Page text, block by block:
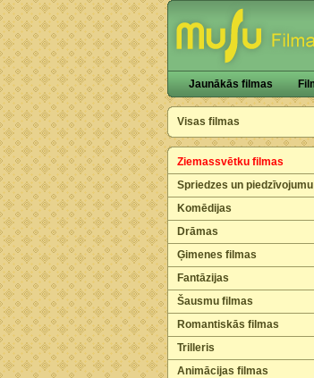
Jaunākās filmas
Visas filmas
Ziemassvētku filmas
Spriedzes un piedzīvojumu
Komēdijas
Drāmas
Ģimenes filmas
Fantāzijas
Šausmu filmas
Romantiskās filmas
Trilleris
Animācijas filmas